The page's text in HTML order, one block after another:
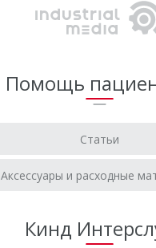
Помощь
Статьи
Аксессуары и расходные
Кинд